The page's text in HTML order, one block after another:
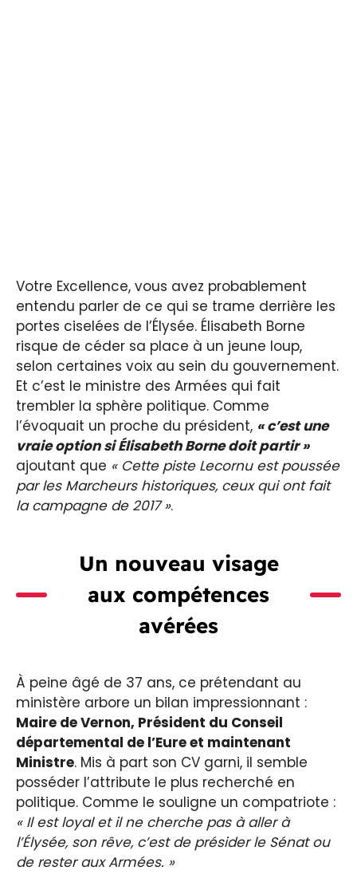
Votre Excellence, vous avez probablement
entendu parler de ce qui se trame derrière les
portes ciselées de l’Élysée. Élisabeth Borne
risque de céder sa place à un jeune loup,
selon certaines voix au sein du gouvernement.
Et c’est le ministre des Armées qui fait
trembler la sphère politique. Comme
l’évoquait un proche du président, « c’est une
vraie option si Élisabeth Borne doit partir »
ajoutant que « Cette piste Lecornu est poussée
par les Marcheurs historiques, ceux qui ont fait
la campagne de 2017 ».
Un nouveau visage
aux compétences
avérées
À peine âgé de 37 ans, ce prétendant au
ministère arbore un bilan impressionnant :
Maire de Vernon, Président du Conseil
départemental de l’Eure et maintenant
Ministre. Mis à part son CV garni, il semble
posséder l’attribute le plus recherché en
politique. Comme le souligne un compatriote :
« Il est loyal et il ne cherche pas à aller à
l’Élysée, son rêve, c’est de présider le Sénat ou
de rester aux Armées. »